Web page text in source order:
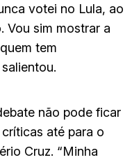
votei no Lula, ao
Vou sim mostrar a
tem
não pode ficar
até para o
Cruz. “Minha